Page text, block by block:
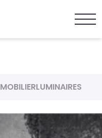
MOBILIERLUMINAIRES